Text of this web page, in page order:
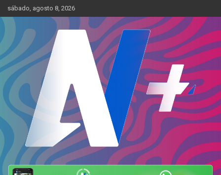
Skip
to
content
sábado, agosto 8, 2026
AN Más
Más cerca de ti